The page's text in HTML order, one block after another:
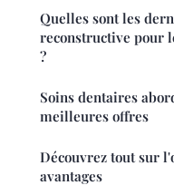
Quelles sont les
reconstructive pour
?
Soins dentaires
meilleures offres
Découvrez tout sur
avantages